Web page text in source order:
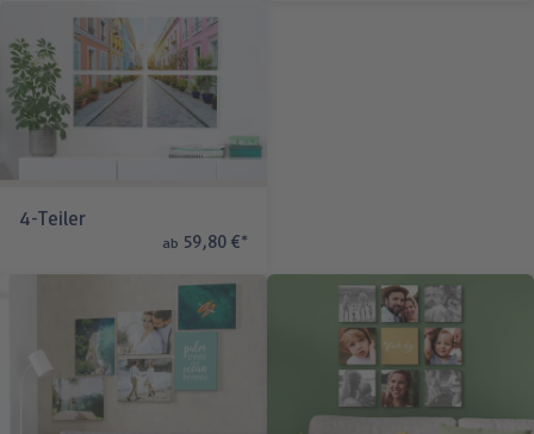
4-Teiler
ab 59,80 €*